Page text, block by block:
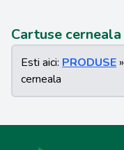
Cartuse cerneala
Esti aici: PRODUSE »
cerneala